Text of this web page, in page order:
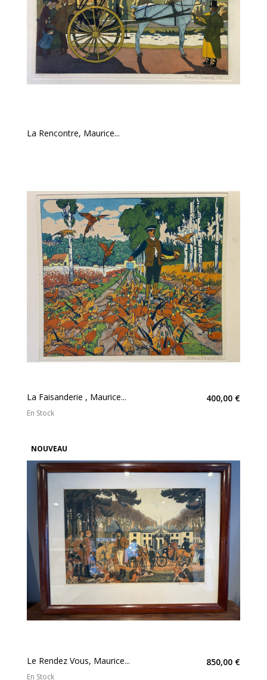
La Rencontre, Maurice...
La Faisanderie , Maurice... 400,00 €
En Stock
NOUVEAU
Le Rendez Vous, Maurice... 850,00 €
En Stock